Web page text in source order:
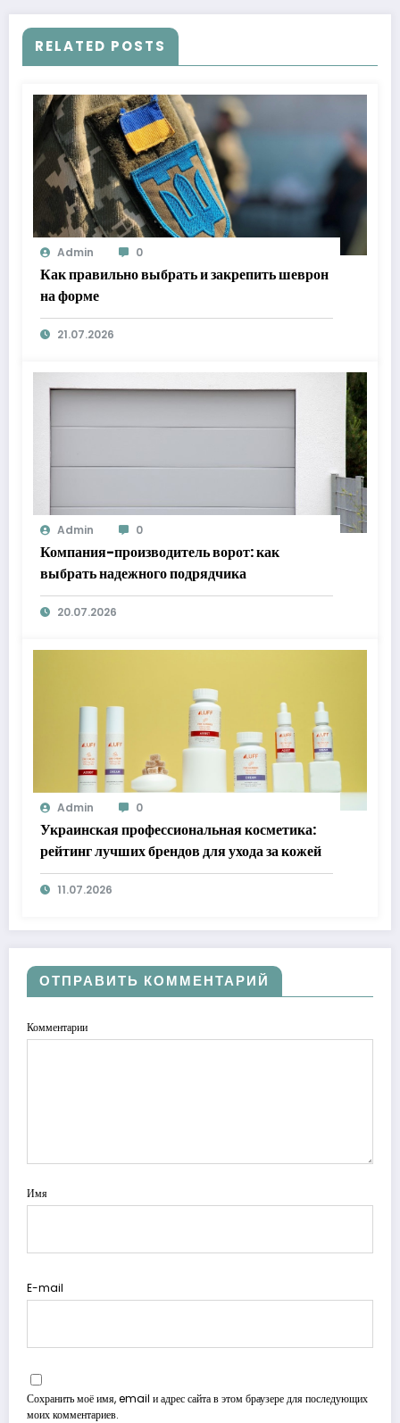
RELATED POSTS
Admin 0
Как правильно выбрать и закрепить шеврон
на форме
21.07.2026
Admin 0
Компания-производитель ворот: как
выбрать надежного подрядчика
20.07.2026
Admin 0
Украинская профессиональная косметика:
рейтинг лучших брендов для ухода за кожей
11.07.2026
ОТПРАВИТЬ КОММЕНТАРИЙ
Комментарии
Имя
E-mail
Сохранить моё имя, email и адрес сайта в этом браузере для последующих
моих комментариев.